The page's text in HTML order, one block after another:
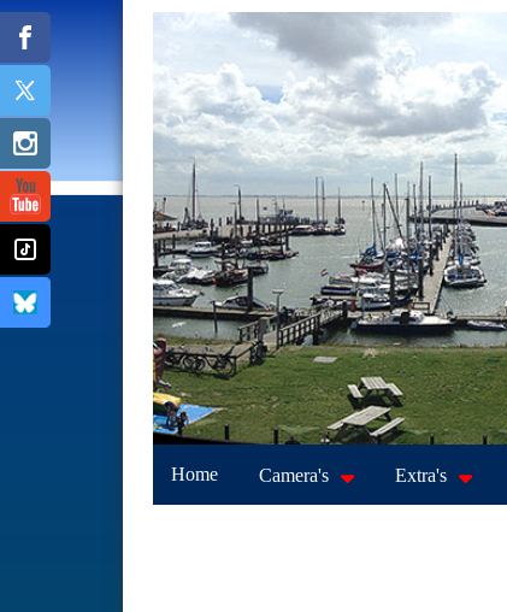
Home Camera's Extra's